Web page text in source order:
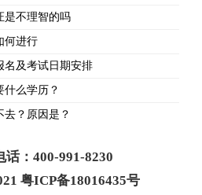
是不理智的吗
何进行
名及考试日期安排
什么学历？
去？原因是？
话：400-991-8230
粤ICP备18016435号